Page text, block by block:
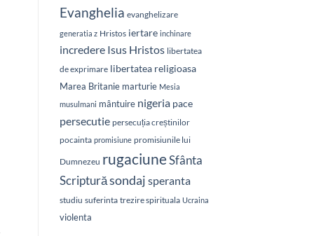
Evanghelia evanghelizare
generatia z Hristos iertare inchinare
incredere Isus Hristos libertatea
de exprimare libertatea religioasa
Marea Britanie marturie Mesia
musulmani mântuire nigeria pace
persecutie persecuția creștinilor
pocainta promisiune promisiunile lui
Dumnezeu rugaciuneSfânta
Scripturăsondaj speranta
studiu suferinta trezire spirituala Ucraina
violenta